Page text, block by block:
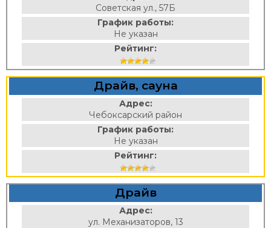
Советская ул., 57Б
График работы:
Не указан
Рейтинг:
Драйв, сауна
Адрес:
Чебоксарский район
График работы:
Не указан
Рейтинг:
Драйв
Адрес:
ул. Механизаторов, 13